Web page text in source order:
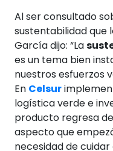
Al ser consultado
sustentabilidad que
García dijo: “La
es un tema bien
nuestros esfuerzos
En Celsur
logística verde e
producto regresa
aspecto que
necesidad de